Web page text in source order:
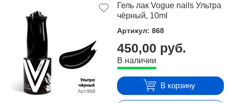
Гель лак Vogue nails Ультра
чёрный, 10ml
Артикул: 868
450,00 руб.
В наличии
В корзину